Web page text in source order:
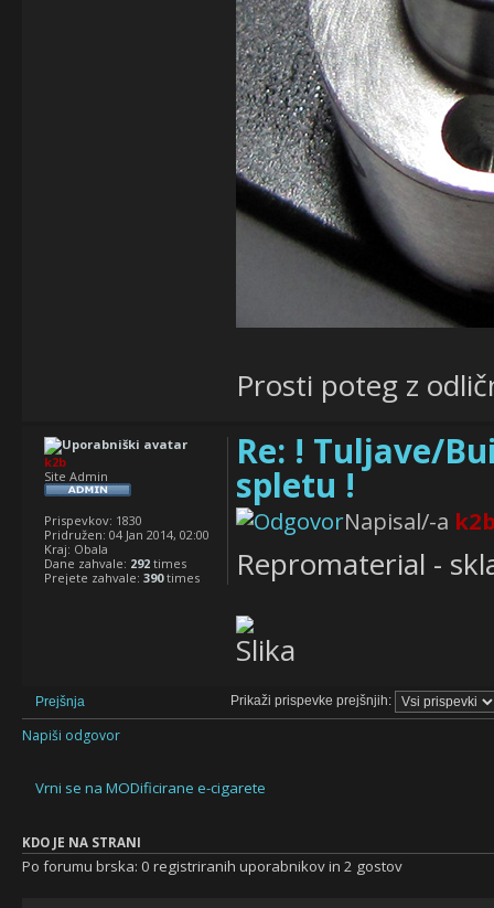
Prosti poteg z
Re: ! Tuljave/
spletu !
Napisal/-a
Repromaterial -
k2b
Site Admin
Prispevkov: 1830
Pridružen: 04 Jan 2014, 02:00
Kraj: Obala
Dane zahvale: 292 times
Prejete zahvale: 390times
Prejšnja Prikaži prispevke prejšnjih:
Napiši odgovor
Vrni se na MODificirane e-cigarete
KDO JE NA STRANI
Po forumu brska: 0 registriranih uporabnikov in 2 gostov